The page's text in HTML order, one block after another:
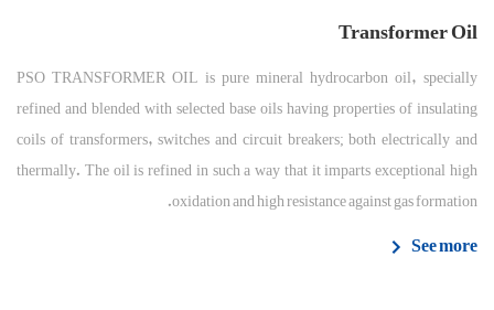
Transformer Oil
PSO TRANSFORMER OIL is pure mineral hydrocarbon oil, specially
refined and blended with selected base oils having properties of insulating
coils of transformers, switches and circuit breakers; both electrically and
thermally. The oil is refined in such a way that it imparts exceptional high
oxidation and high resistance against gas formation.
See more